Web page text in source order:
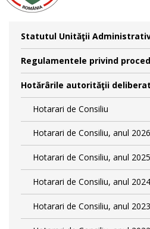
Statutul Unităţii
Regulamentele privind
Hotărârile autorităţii
Hotarari de Consiliu
Hotarari de Consiliu, anul 2026
Hotarari de Consiliu, anul 2025
Hotarari de Consiliu, anul 2024
Hotarari de Consiliu, anul 2023